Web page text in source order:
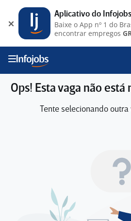
Ops! Esta vaga não
Tente selecionando
Aplicativo do
Baixe o App nº 1 do
encontrar empregos